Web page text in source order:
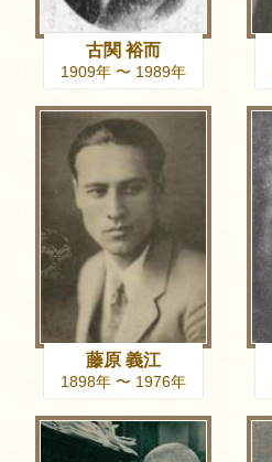
古関 裕而
1909年 〜 1989年
藤原 義江
1898年 〜 1976年